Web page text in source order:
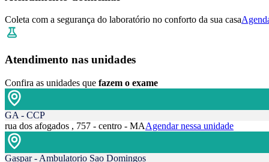
Coleta com a segurança do laboratório no conforto da sua casa
Atendimento nas unidades
Confira as unidades que fazem o exame
GA - CCP
rua dos afogados , 757 - centro - MAAgendar nessa unidade
Gaspar - Ambulatorio Sao Domingos